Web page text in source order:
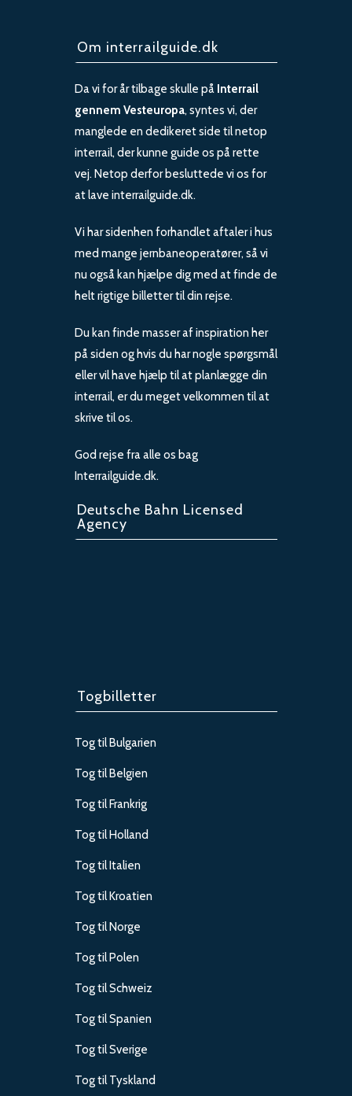
Om interrailguide.dk
Da vi for år tilbage skulle på Interrail
gennem Vesteuropa, syntes vi, der
manglede en dedikeret side til netop
interrail, der kunne guide os på rette
vej. Netop derfor besluttede vi os for
at lave interrailguide.dk.
Vi har sidenhen forhandlet aftaler i hus
med mange jernbaneoperatører, så vi
nu også kan hjælpe dig med at finde de
helt rigtige billetter til din rejse.
Du kan finde masser af inspiration her
på siden og hvis du har nogle spørgsmål
eller vil have hjælp til at planlægge din
interrail, er du meget velkommen til at
skrive til os.
God rejse fra alle os bag
Interrailguide.dk.
Deutsche Bahn Licensed
Agency
Togbilletter
Tog til Bulgarien
Tog til Belgien
Tog til Frankrig
Tog til Holland
Tog til Italien
Tog til Kroatien
Tog til Norge
Tog til Polen
Tog til Schweiz
Tog til Spanien
Tog til Sverige
Tog til Tyskland